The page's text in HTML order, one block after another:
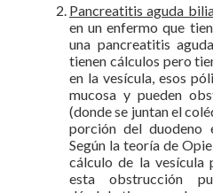
Pancreatitis aguda
en un enfermo que
una pancreatitis
tienen cálculos pero
en la vesícula, esos
mucosa y pueden
(donde se juntan el
porción del duodeno
Según la teoría de
cálculo de la vesícula
esta obstrucción